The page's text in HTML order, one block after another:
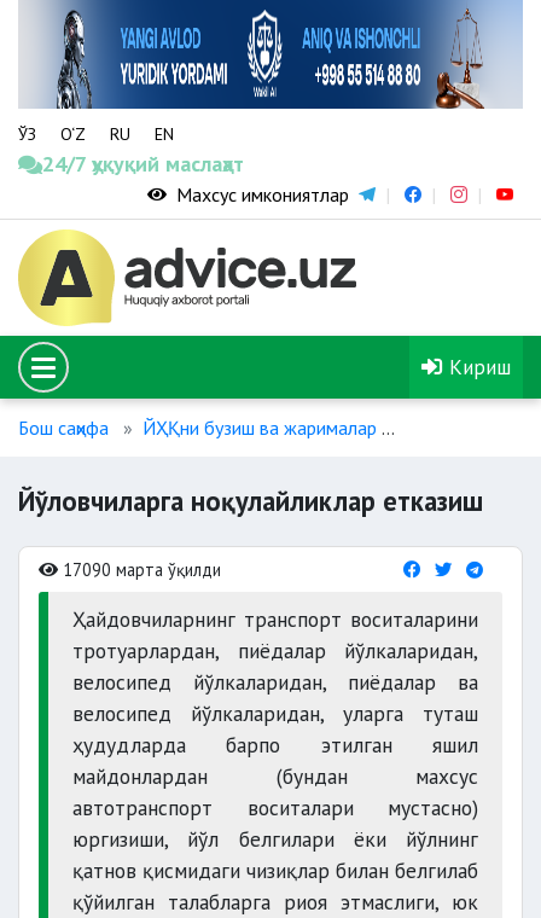
ЎЗ O‘Z RU EN
24/7 ҳуқуқий маслаҳат
Махсус имкониятлар
Кириш
Бош саҳифа ЙҲҚни бузиш ва жарималар
Йўловчиларга ноқулайликлар етказиш
17090 марта ўқилди
Ҳайдовчиларнинг транспорт воситаларини
тротуарлардан, пиёдалар йўлкаларидан,
велосипед йўлкаларидан, пиёдалар ва
велосипед йўлкаларидан, уларга туташ
ҳудудларда барпо этилган яшил
майдонлардан (бундан махсус
автотранспорт воситалари мустасно)
юргизиши, йўл белгилари ёки йўлнинг
қатнов қисмидаги чизиқлар билан белгилаб
қўйилган талабларга риоя этмаслиги, юк